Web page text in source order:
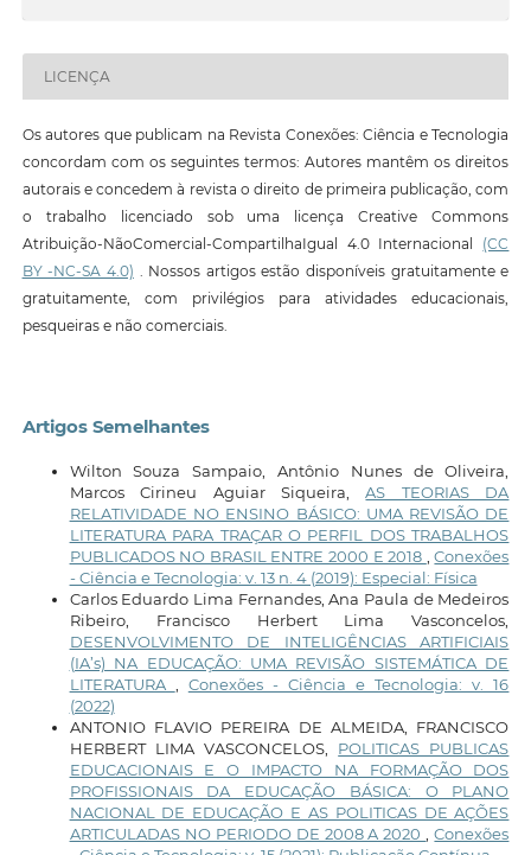
LICENÇA
Os autores que publicam na Revista Conexões: Ciência e Tecnologia
concordam com os seguintes termos: Autores mantêm os direitos
autorais e concedem à revista o direito de primeira publicação, com
o trabalho licenciado sob uma licença Creative Commons
Atribuição-NãoComercial-CompartilhaIgual 4.0 Internacional (CC
BY -NC-SA 4.0) . Nossos artigos estão disponíveis gratuitamente e
gratuitamente, com privilégios para atividades educacionais,
pesqueiras e não comerciais.
Artigos Semelhantes
Wilton Souza Sampaio, Antônio Nunes de Oliveira,
Marcos Cirineu Aguiar Siqueira,AS TEORIAS DA
RELATIVIDADE NO ENSINO BÁSICO: UMA REVISÃO DE
LITERATURA PARA TRAÇAR O PERFIL DOS TRABALHOS
PUBLICADOS NO BRASIL ENTRE 2000 E 2018
,Conexões
- Ciência e Tecnologia: v. 13 n. 4 (2019): Especial: Física
Carlos Eduardo Lima Fernandes, Ana Paula de Medeiros
Ribeiro, Francisco Herbert Lima Vasconcelos,
DESENVOLVIMENTO DE INTELIGÊNCIAS ARTIFICIAIS
(IA’s) NA EDUCAÇÃO: UMA REVISÃO SISTEMÁTICA DE
LITERATURA
Conexões - Ciência e Tecnologia: v. 16
(2022)
ANTONIO FLAVIO PEREIRA DE ALMEIDA, FRANCISCO
HERBERT LIMA VASCONCELOS, POLITICAS PUBLICAS
EDUCACIONAIS E O IMPACTO NA FORMAÇÃO DOS
PROFISSIONAIS DA EDUCAÇÃO BÁSICA: O PLANO
NACIONAL DE EDUCAÇÃO E AS POLITICAS DE AÇÕES
ARTICULADAS NO PERIODO DE 2008 A 2020
,Conexões